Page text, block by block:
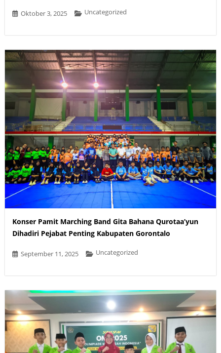
Oktober 3, 2025 Uncategorized
Konser Pamit Marching Band Gita Bahana Qurotaa’yun
Dihadiri Pejabat Penting Kabupaten Gorontalo
September 11, 2025 Uncategorized